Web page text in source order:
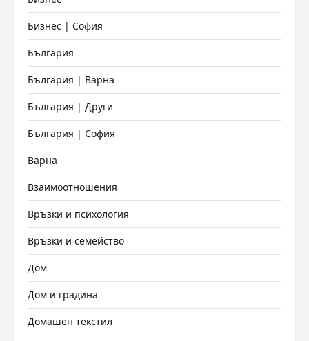
Бизнес | София
България
България | Варна
България | Други
България | София
Варна
Взаимоотношения
Връзки и психология
Връзки и семейство
Дом
Дом и градина
Домашен текстил